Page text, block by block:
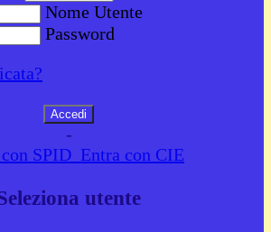
Nome Utente
Password
-
SPID Entra con CIE
utente